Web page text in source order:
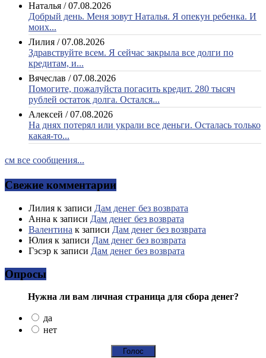
Наталья /07.08.2026
Добрый день. Меня зовут Наталья. Я опекун ребенка. И
моих...
Лилия /07.08.2026
Здравствуйте всем. Я сейчас закрыла все долги по
кредитам, и...
Вячеслав /07.08.2026
Помогите, пожалуйста погасить кредит. 280 тысяч
рублей остаток долга. Остался...
Алексей /07.08.2026
На днях потерял или украли все деньги. Осталась только
какая-то...
см все сообщения...
Свежие комментарии
Лилия к записи Дам денег без возврата
Анна к записи Дам денег без возврата
Валентина к записи Дам денег без возврата
Юлия к записи Дам денег без возврата
Гэсэр к записи Дам денег без возврата
Опросы
Нужна ли вам личная страница для сбора денег?
да
нет